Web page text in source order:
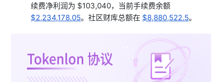
续费净利润为 $103,040，当前手续费余额
$2,234,178.05。社区财库总额在 $8,880,522.5。